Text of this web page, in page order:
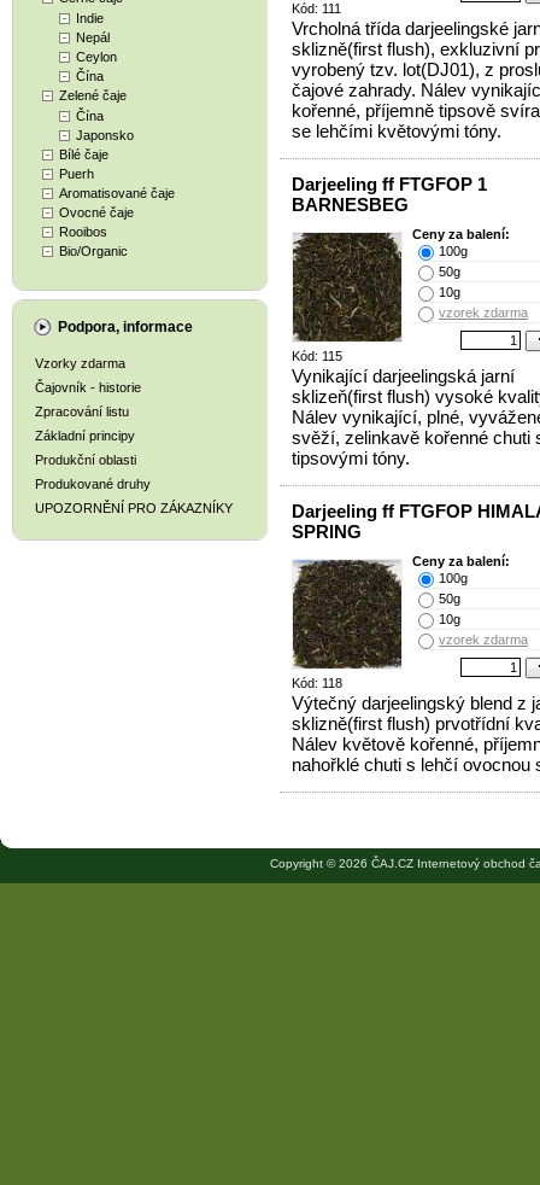
Indie
Nepál
Ceylon
Čína
Zelené čaje
Čína
Japonsko
Bílé čaje
Puerh
Aromatisované čaje
Ovocné čaje
Rooibos
Bio/Organic
Podpora, informace
Vzorky zdarma
Čajovník - historie
Zpracování listu
Základní principy
Produkční oblasti
Produkované druhy
UPOZORNĚNÍ PRO ZÁKAZNÍKY
Kód: 111
Vrcholná třída darjeelingské
sklizně(first flush), exkluzivní
vyrobený tzv. lot(DJ01), z
čajové zahrady. Nálev
kořenné, příjemně tipsově
se lehčími květovými tóny.
Darjeeling ff FTGFOP 1
BARNESBEG
Kód: 115
Ceny za balení:
100g
50g
10g
vzorek zdarma
Vynikající darjeelingská jarní
sklizeň(first flush) vysoké
Nálev vynikající, plné,
svěží, zelinkavě kořenné chuti
tipsovými tóny.
Darjeeling ff FTGFOP
SPRING
Kód: 118
Ceny za balení:
100g
50g
10g
vzorek zdarma
Výtečný darjeelingský blend z
sklizně(first flush) prvotřídní
Nálev květově kořenné,
nahořklé chuti s lehčí ovocnou
Copyright © 2026 ČAJ.CZ Internetový obchod